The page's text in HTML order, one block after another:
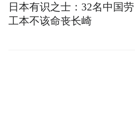
日本有识之士：32名中国劳
工本不该命丧长崎